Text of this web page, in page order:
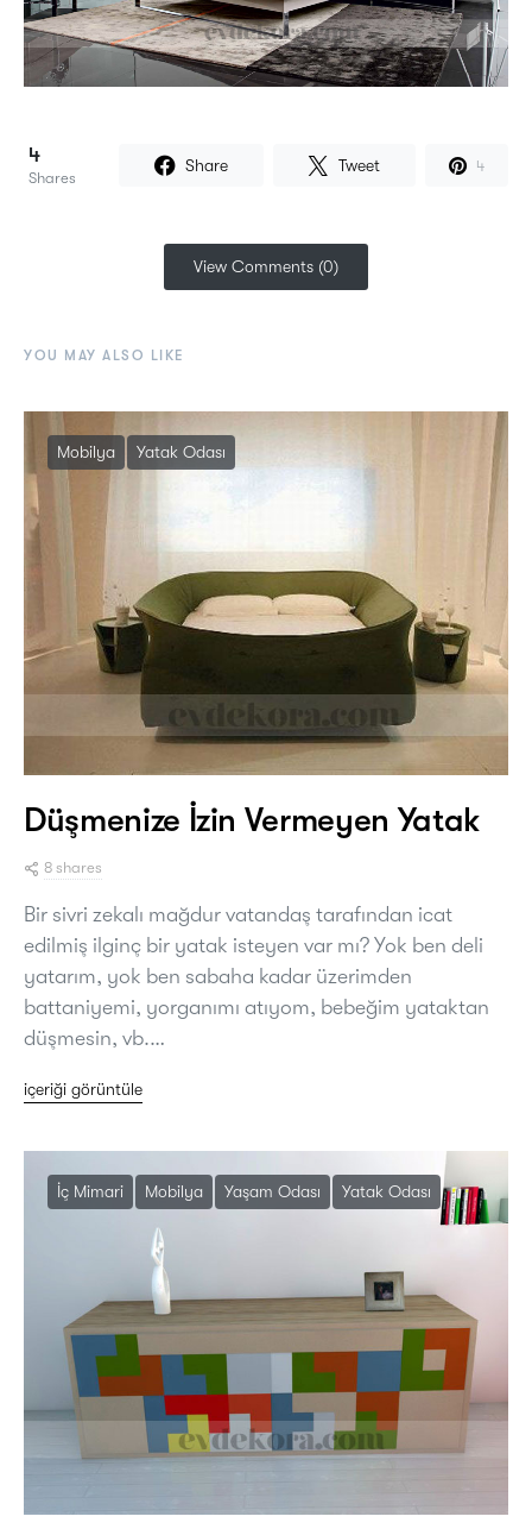
4
Shares
Share Tweet 4
View Comments (0)
YOU MAY ALSO LIKE
Mobilya Yatak Odası
Düşmenize İzin Vermeyen Yatak
8 shares
Bir sivri zekalı mağdur vatandaş tarafından icat
edilmiş ilginç bir yatak isteyen var mı? Yok ben deli
yatarım, yok ben sabaha kadar üzerimden
battaniyemi, yorganımı atıyom, bebeğim yataktan
düşmesin, vb.…
içeriği görüntüle
İç Mimari Mobilya Yaşam Odası Yatak Odası